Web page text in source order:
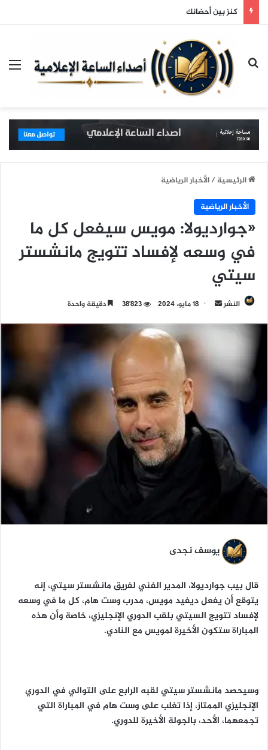
كنز بين أحضانك
بحث عن
الرئيسية/الأخبار الرياضية
الأخبار الرياضية
«جوارديولا: مويس سيفعل كل ما
في وسعه لإفساد تتويج مانشستر
سيتي
النشر
إ
ا
18 مايو، 2024 38٬823 دقيقة واحدة
يوسف نجدى
قال بيب جوارديولا، المدير الفني لفريق مانشستر سيتي، إنه
يتوقع أن يفعل ديفيد مويس، مدرب وست هام، كل ما في وسعه
لإفساد تتويج السيتي بلقب الدوري الإنجليزي، خاصة وأن هذه
المباراة ستكون الأخيرة لمويس مع النادي.
وسيحصد مانشستر سيتي لقبه الرابع على التوالي في الدوري
الإنجليزي الممتاز، إذا تغلب على وست هام في المباراة التي
تجمعهما، الأحد، بالجولة الأخيرة للدوري.